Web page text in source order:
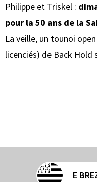
Philippe et Triskel :
pour la 50 ans de la
La veille, un tounoi
licenciés) de Back Hold
E